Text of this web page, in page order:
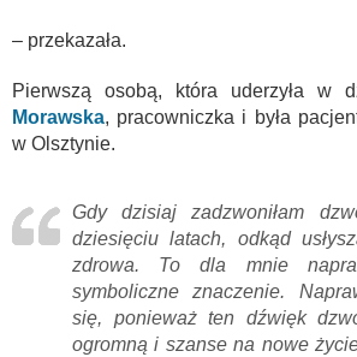
– przekazała.
Pierwszą osobą, która uderzyła w
Morawska, pracowniczka i była
w Olsztynie.
Gdy dzisiaj zadzwoniłam
dziesięciu latach, odkąd
zdrowa. To dla mnie
symboliczne znaczenie.
się, ponieważ ten dźwięk
ogromną i szanse na nowe